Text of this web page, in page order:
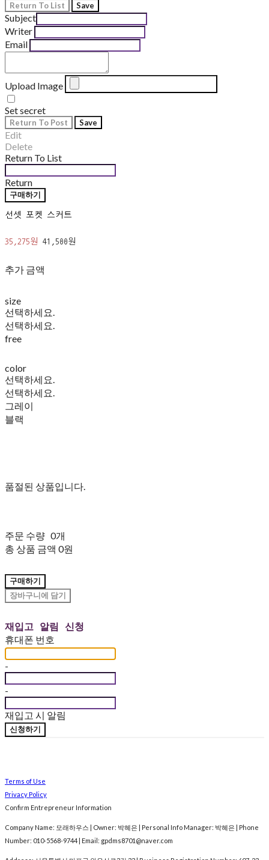
Return To List Save
Subject
Writer
Email
Upload Image
Set secret
Return To Post Save
Edit
Delete
Return To List
Return
구매하기
선셋 포켓 스커트
35,275원 41,500원
추가 금액
size
선택하세요.
선택하세요.
free
color
선택하세요.
선택하세요.
그레이
블랙
품절된 상품입니다.
주문 수량 0개
총 상품 금액 0원
구매하기
장바구니에 담기
재입고 알림 신청
휴대폰 번호
-
-
재입고 시 알림
신청하기
Terms of Use
Privacy Policy
Confirm Entrepreneur Information
Company Name: 모래하우스 | Owner: 박혜은 | Personal Info Manager: 박혜은 | Phone
Number: 010-5568-9744 | Email: gpdms8701@naver.com